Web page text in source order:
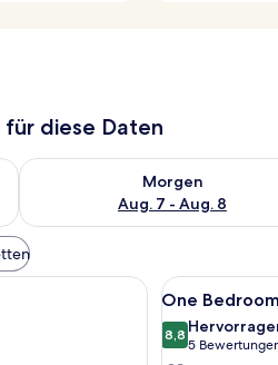
diese Daten
Nacht, Aug. 6 - Aug. 7.
Morgen
Aug. 7 - Aug. 8
Überprüfe die Verfügbarkeit für
mit zwei Betten, einem großen
Alle
Fotos
für
10
One
8,88,8 von 10
5
(5